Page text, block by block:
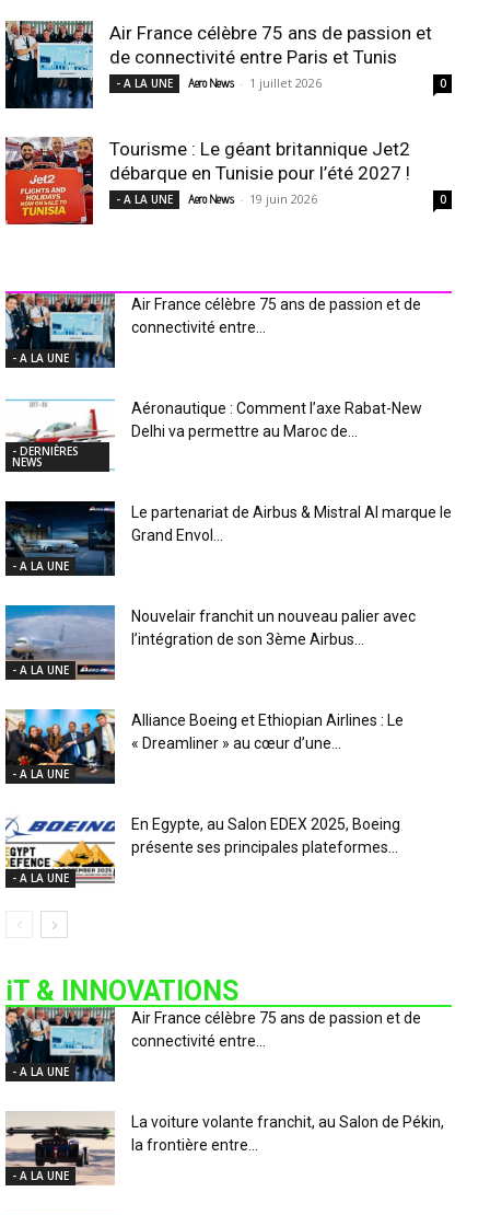
Air France célèbre 75 ans de passion et
de connectivité entre Paris et Tunis
- A LA UNE Aero News - 1 juillet 2026 0
Tourisme : Le géant britannique Jet2
débarque en Tunisie pour l’été 2027 !
- A LA UNE Aero News - 19 juin 2026 0
- A LA UNE
Air France célèbre 75 ans de passion et de
connectivité entre...
- DERNIÈRES
NEWS
Aéronautique : Comment l’axe Rabat-New
Delhi va permettre au Maroc de...
- A LA UNE
Le partenariat de Airbus & Mistral AI marque le
Grand Envol...
- A LA UNE
Nouvelair franchit un nouveau palier avec
l’intégration de son 3ème Airbus...
- A LA UNE
Alliance Boeing et Ethiopian Airlines : Le
« Dreamliner » au cœur d’une...
- A LA UNE
En Egypte, au Salon EDEX 2025, Boeing
présente ses principales plateformes...
iT & INNOVATIONS
- A LA UNE
Air France célèbre 75 ans de passion et de
connectivité entre...
- A LA UNE
La voiture volante franchit, au Salon de Pékin,
la frontière entre...